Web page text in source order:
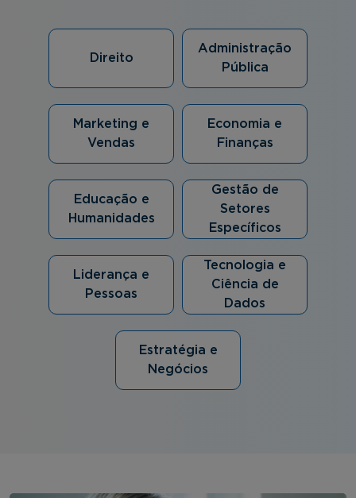
Direito
Administração
Pública
Marketing e
Vendas
Economia e
Finanças
Educação e
Humanidades
Gestão de
Setores
Específicos
Liderança e
Pessoas
Tecnologia e
Ciência de
Dados
Estratégia e
Negócios